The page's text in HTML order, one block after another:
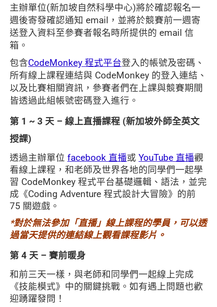
主辦單位(新加坡自然科學中心)將於確認報名一
週後寄發確認通知 email，並將於競賽前一週寄
送登入資料至參賽者報名時所提供的 email 信
箱。
包含CodeMonkey 程式平台登入的帳號及密碼、
所有線上課程連結與 CodeMonkey 的登入連結、
以及比賽相關資訊，參賽者們在上課與競賽期間
皆透過此組帳號密碼登入進行。
第 1 ~ 3 天 – 線上直播課程 (新加坡外師全英文
授課)
透過主辦單位 facebook 直播或 YouTube 直播觀
看線上課程，和老師及世界各地的同學們一起學
習 CodeMonkey 程式平台基礎邏輯、語法，並完
成《Coding Adventure 程式設計大冒險》的前
75 關遊戲。
*對於無法參加「直播」線上課程的學員，可以透
過當天提供的連結線上觀看課程影片。
第 4 天 – 賽前暖身
和前三天一樣，與老師和同學們一起線上完成
《技能模式》中的關鍵挑戰。如有遇上問題也歡
迎踴躍發問！